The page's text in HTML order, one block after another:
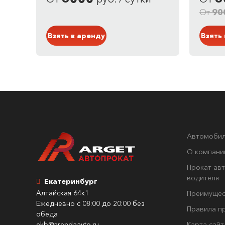
Взять в аренду
От
Екатеринбург
Алтайская 64к1
Ежедневно с 08:00 до 20:00 без
обеда
О
Прокат
водителя
Правила